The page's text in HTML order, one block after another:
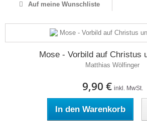
Auf meine Wunschliste
Mose - Vorbild auf Christus
Matthias Wölfinger
9,90 € inkl. MwSt.
In den Warenkorb